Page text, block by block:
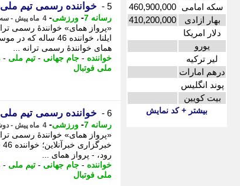
سکه امامی 460,900,000
بهار ازادی
410,200,000
دلار امریکا
یورو
لیر ترکیه
درهم امارات
پوند انگلیس
بیت کویین
بیشتر + کد نمایش
5 - خواننده رسمی تیم
رسانه 7 - ورزشی- 4 ماه پیش - سه شنبه 1 اردیبهشت 1405، 03:05
ایلنا، خواننده
همای خوانندهٔ رسمی ترانه ...
خواننده - جام جهانی - تیم ملی -
ملی فوتبال
6 - خواننده رسمی تیم
رسانه 7 - ورزشی- 4 ماه پیش - دوشنبه 31 فروردین 1405، 23:20
رود، - پرواز همای ...
خواننده - جام جهانی - تیم ملی -
ملی فوتبال